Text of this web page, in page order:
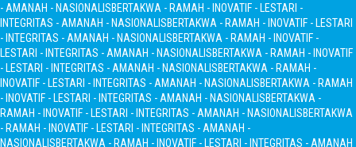
- AMANAH - NASIONALISBERTAKWA - RAMAH - INOVATIF - LESTARI -
INTEGRITAS - AMANAH - NASIONALISBERTAKWA - RAMAH - INOVATIF - LESTARI
- INTEGRITAS - AMANAH - NASIONALISBERTAKWA - RAMAH - INOVATIF -
LESTARI - INTEGRITAS - AMANAH - NASIONALISBERTAKWA - RAMAH - INOVATIF
- LESTARI - INTEGRITAS - AMANAH - NASIONALISBERTAKWA - RAMAH -
INOVATIF - LESTARI - INTEGRITAS - AMANAH - NASIONALISBERTAKWA - RAMAH
- INOVATIF - LESTARI - INTEGRITAS - AMANAH - NASIONALISBERTAKWA -
RAMAH - INOVATIF - LESTARI - INTEGRITAS - AMANAH - NASIONALISBERTAKWA
- RAMAH - INOVATIF - LESTARI - INTEGRITAS - AMANAH -
NASIONALISBERTAKWA - RAMAH - INOVATIF - LESTARI - INTEGRITAS - AMANAH